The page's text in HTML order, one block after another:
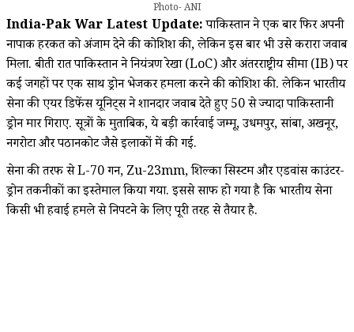
Photo- ANI
India-Pak War Latest Update:पाकिस्तान ने एक बार फिर अपनी
नापाक हरकत को अंजाम देने की कोशिश की, लेकिन इस बार भी उसे करारा जवाब
मिला. बीती रात पाकिस्तान ने नियंत्रण रेखा (LoC) और अंतरराष्ट्रीय सीमा (IB) पर
कई जगहों पर एक साथ ड्रोन भेजकर हमला करने की कोशिश की. लेकिन भारतीय
सेना की एयर डिफेंस यूनिट्स ने शानदार जवाब देते हुए 50 से ज्यादा पाकिस्तानी
ड्रोन मार गिराए. सूत्रों के मुताबिक, ये बड़ी कार्रवाई जम्मू, उधमपुर, सांबा, अखनूर,
नगरोटा और पठानकोट जैसे इलाकों में की गई.
सेना की तरफ से L-70 गन, Zu-23mm, शिल्का सिस्टम और एडवांस काउंटर-
ड्रोन तकनीकों का इस्तेमाल किया गया. इससे साफ हो गया है कि भारतीय सेना
किसी भी हवाई हमले से निपटने के लिए पूरी तरह से तैयार है.